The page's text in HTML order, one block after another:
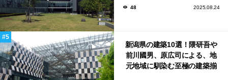
48 2025.08.24
新潟県の建築10選！隈研吾や
前川國男、原広司による、地
元地域に馴染む至極の建築揃